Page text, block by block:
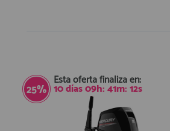
25%
Esta oferta finaliza en:
10días09h:41m:11s